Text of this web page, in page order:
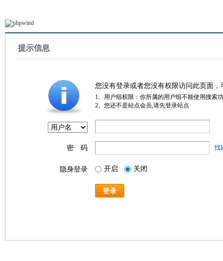
提示信息
您没有登录或者您没有权限访问此页面
1、用户组权限：你所属的用户组不能使用搜索
2、您还不是站点会员,请先登录站点
密 码 找
隐身登录 开启 关闭
登录